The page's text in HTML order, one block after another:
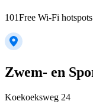
101Free Wi-Fi
Zwem- en
Koekoeksweg 24